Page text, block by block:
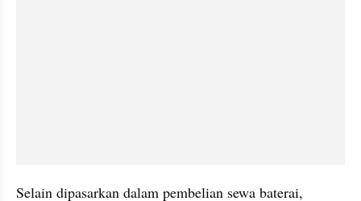
Selain dipasarkan dalam pembelian sewa baterai,